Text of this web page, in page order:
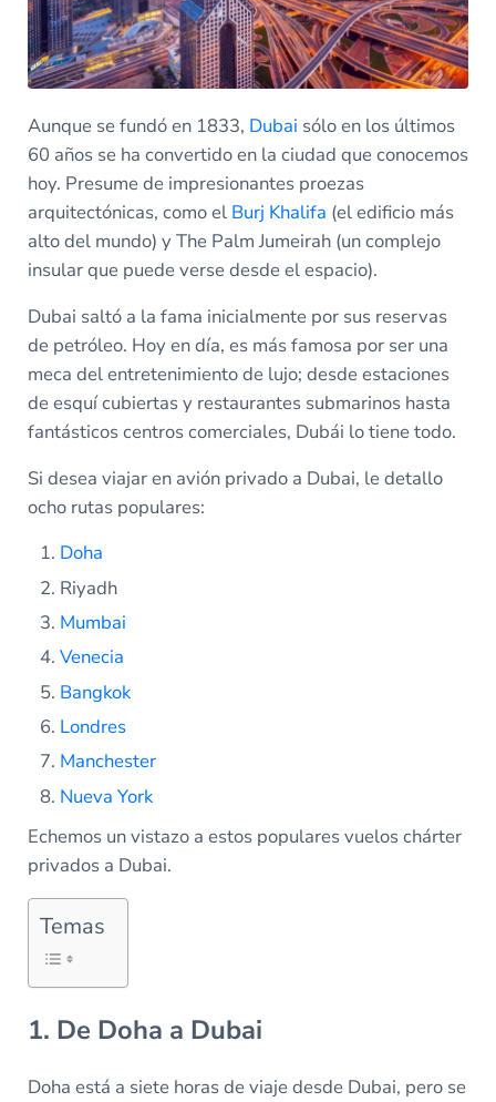
Aunque se fundó en 1833, Dubai sólo en los últimos
60 años se ha convertido en la ciudad que conocemos
hoy. Presume de impresionantes proezas
arquitectónicas, como el Burj Khalifa (el edificio más
alto del mundo) y The Palm Jumeirah (un complejo
insular que puede verse desde el espacio).
Dubai saltó a la fama inicialmente por sus reservas
de petróleo. Hoy en día, es más famosa por ser una
meca del entretenimiento de lujo; desde estaciones
de esquí cubiertas y restaurantes submarinos hasta
fantásticos centros comerciales, Dubái lo tiene todo.
Si desea viajar en avión privado a Dubai, le detallo
ocho rutas populares:
Doha
Riyadh
Mumbai
Venecia
Bangkok
Londres
Manchester
Nueva York
Echemos un vistazo a estos populares vuelos chárter
privados a Dubai.
Temas
1. De Doha a Dubai
Doha está a siete horas de viaje desde Dubai, pero se